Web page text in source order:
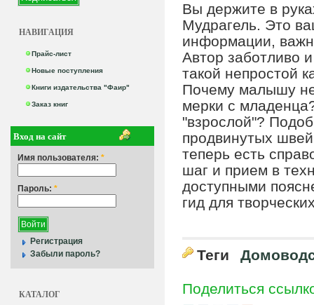
НАВИГАЦИЯ
Прайс-лист
Новые поступления
Книги издательства "Фаир"
Заказ книг
Вход на сайт
Имя пользователя: *
Пароль: *
Регистрация
Забыли пароль?
КАТАЛОГ
Вы держите в
Мудрагель. Это
информации,
Автор заботливо
такой непростой
Почему малышу не
мерки с
"взрослой"?
продвинутых
теперь есть
шаг и прием в
доступными
гид для
Теги
Поделиться